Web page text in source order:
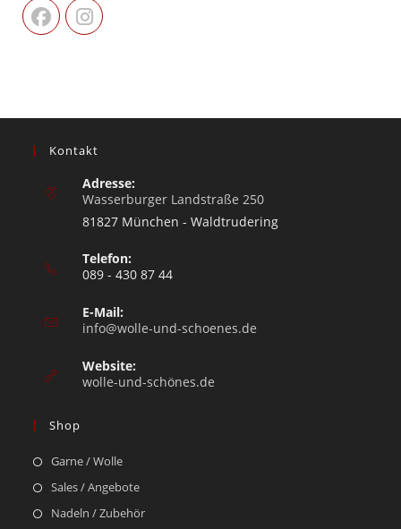
Kontakt
Adresse:
Wasserburger Landstraße 250
81827 München - Waldtrudering
Telefon:
089 - 430 87 44
E-Mail:
info@wolle-und-schoenes.de
Website:
wolle-und-schönes.de
Shop
Garne / Wolle
Sales / Angebote
Nadeln / Zubehör